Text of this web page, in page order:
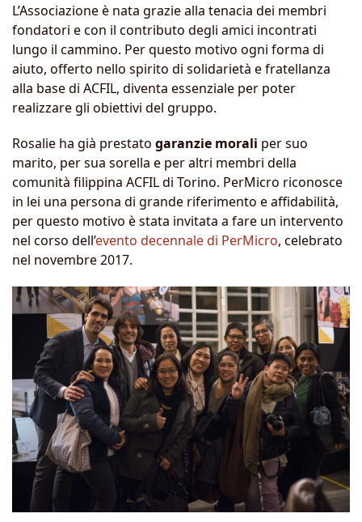
L’Associazione è nata grazie alla tenacia dei membri
fondatori e con il contributo degli amici incontrati
lungo il cammino. Per questo motivo ogni forma di
aiuto, offerto nello spirito di solidarietà e fratellanza
alla base di ACFIL, diventa essenziale per poter
realizzare gli obiettivi del gruppo.
Rosalie ha già prestato garanzie morali per suo
marito, per sua sorella e per altri membri della
comunità filippina ACFIL di Torino. PerMicro riconosce
in lei una persona di grande riferimento e affidabilità,
per questo motivo è stata invitata a fare un intervento
nel corso dell’evento decennale di PerMicro, celebrato
nel novembre 2017.